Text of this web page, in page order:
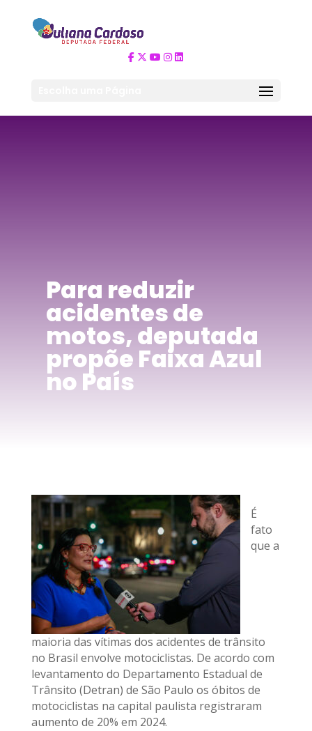
Para reduzir
acidentes de
motos, deputada
propõe Faixa Azul
no País
É
fato
que a
maioria das vítimas dos acidentes de trânsito
no Brasil envolve motociclistas. De acordo com
levantamento do Departamento Estadual de
Trânsito (Detran) de São Paulo os óbitos de
motociclistas na capital paulista registraram
aumento de 20% em 2024.